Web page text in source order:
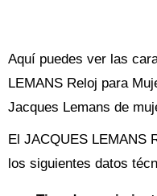
Aquí puedes ver las
LEMANS Reloj para
Jacques Lemans de
El JACQUES LEMANS
los siguientes datos